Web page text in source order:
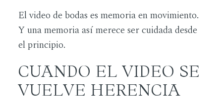
El video de bodas es memoria en movimiento.
Y una memoria así merece ser cuidada desde
el principio.
CUANDO EL VIDEO SE
VUELVE HERENCIA